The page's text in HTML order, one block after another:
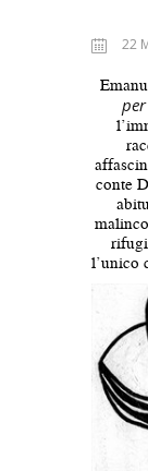
22
per
conte
l’unico